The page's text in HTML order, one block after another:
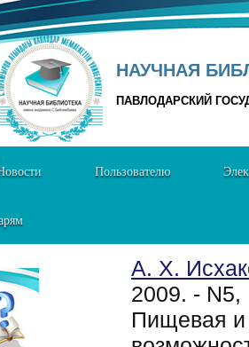
НАУЧНАЯ
ПАВЛОДАРСКИЙ
Пользователю
А. Х.
2009. -
Пищевая и